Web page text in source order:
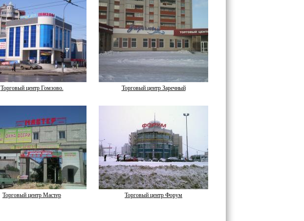
Торговый центр Гомзово. Торговый центр Заречный
Торговый центр Мастер Торговый центр Форум